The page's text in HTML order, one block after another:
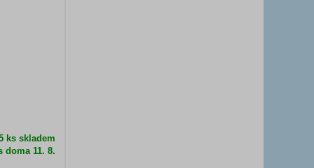
ks skladem
doma 11. 8.